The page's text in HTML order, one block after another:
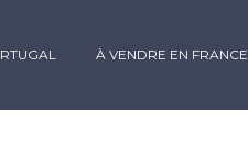
À VENDRE EN FRANCE